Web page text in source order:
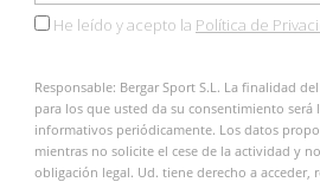
He leído y acepto la Política de
Responsable: Bergar Sport S.L. La finalidad
para los que usted da su consentimiento será
informativos periódicamente. Los datos
mientras no solicite el cese de la actividad y
obligación legal. Ud. tiene derecho a acceder,